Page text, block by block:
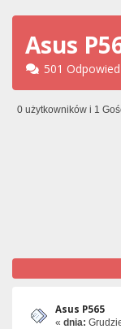
Asus
501
0 użytkowników i 1
Asus P565
« dnia: